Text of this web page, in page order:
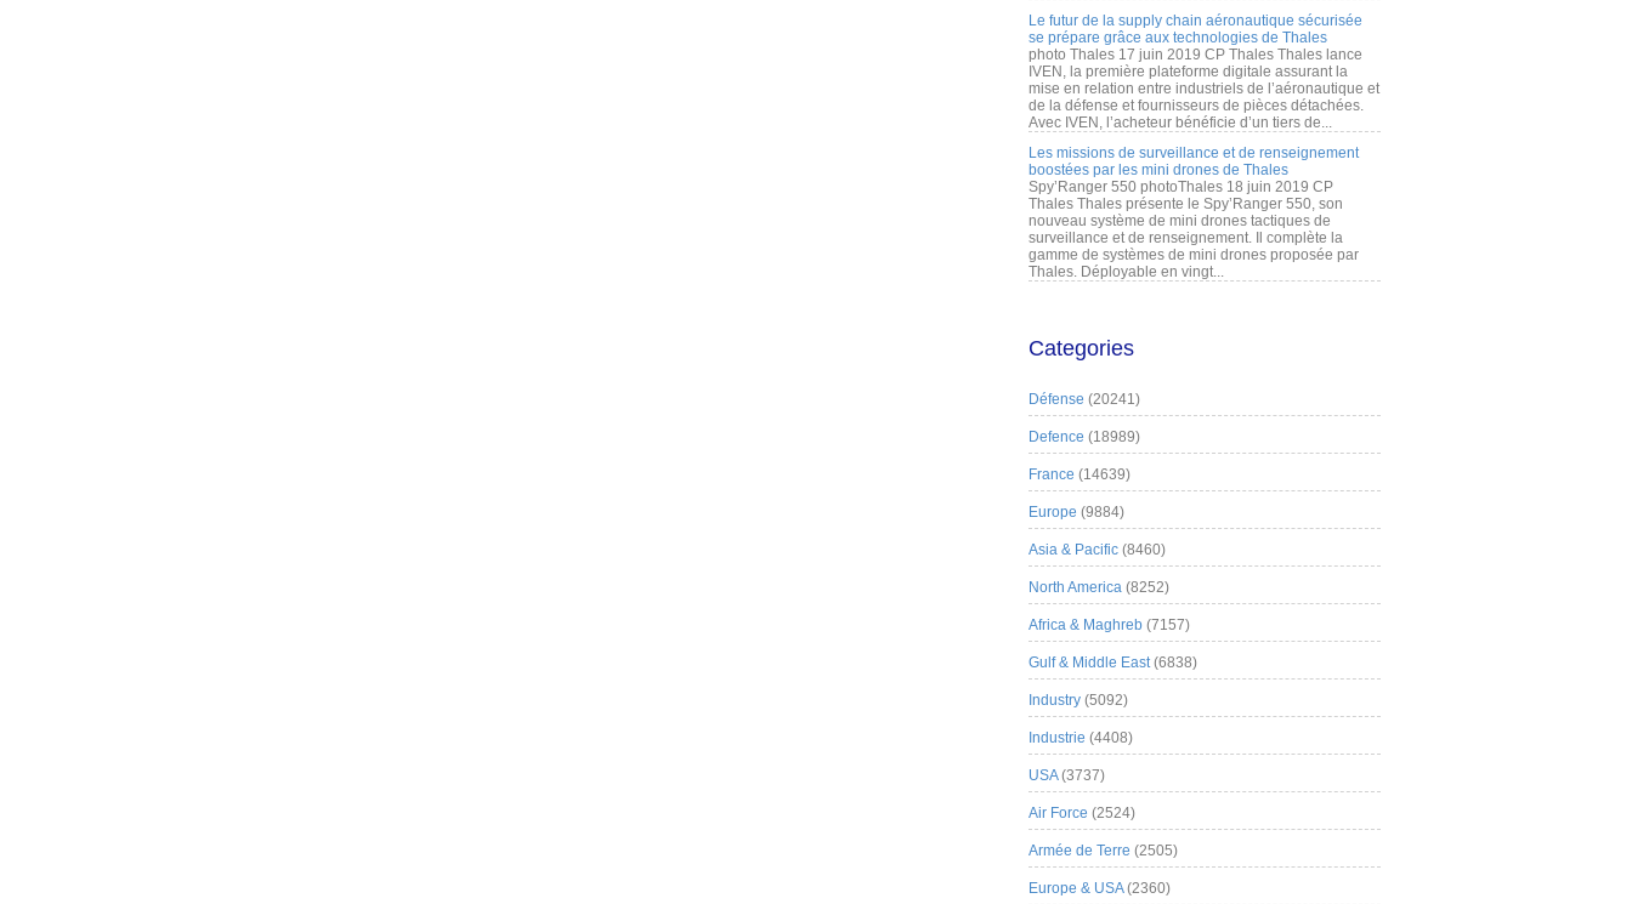
Le futur de la supply chain aéronautique sécurisée
se prépare grâce aux technologies de Thales
photo Thales 17 juin 2019 CP Thales Thales lance
IVEN, la première plateforme digitale assurant la
mise en relation entre industriels de l’aéronautique et
de la défense et fournisseurs de pièces détachées.
Avec IVEN, l’acheteur bénéficie d’un tiers de...
Les missions de surveillance et de renseignement
boostées par les mini drones de Thales
Spy’Ranger 550 photoThales 18 juin 2019 CP
Thales Thales présente le Spy’Ranger 550, son
nouveau système de mini drones tactiques de
surveillance et de renseignement. Il complète la
gamme de systèmes de mini drones proposée par
Thales. Déployable en vingt...
Categories
Défense (20241)
Defence (18989)
France (14639)
Europe (9884)
Asia & Pacific (8460)
North America (8252)
Africa & Maghreb (7157)
Gulf & Middle East(6838)
Industry (5092)
Industrie (4408)
USA(3737)
Air Force (2524)
Armée de Terre (2505)
Europe & USA(2360)